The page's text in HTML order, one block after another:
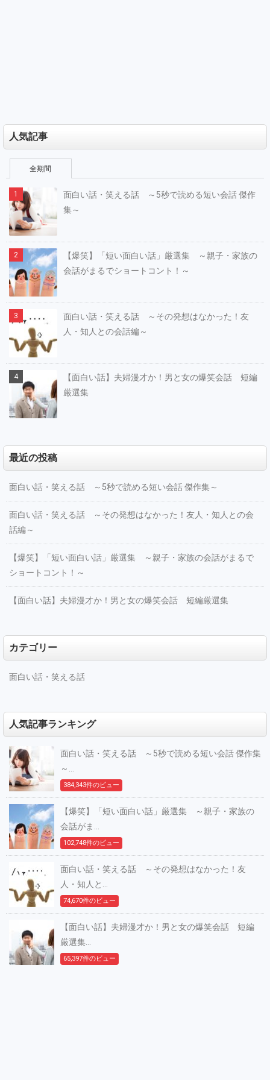
人気記事
全期間
面白い話・笑える話 ～5秒で読める短い会話 傑作
集～
【爆笑】「短い面白い話」厳選集 ～親子・家族の
会話がまるでショートコント！～
面白い話・笑える話 ～その発想はなかった！友
人・知人との会話編～
【面白い話】夫婦漫才か！男と女の爆笑会話 短編
厳選集
最近の投稿
面白い話・笑える話 ～5秒で読める短い会話 傑作集～
面白い話・笑える話 ～その発想はなかった！友人・知人との会
話編～
【爆笑】「短い面白い話」厳選集 ～親子・家族の会話がまるで
ショートコント！～
【面白い話】夫婦漫才か！男と女の爆笑会話 短編厳選集
カテゴリー
面白い話・笑える話
人気記事ランキング
面白い話・笑える話 ～5秒で読める短い会話 傑作集
～...
384,343件のビュー
【爆笑】「短い面白い話」厳選集 ～親子・家族の
会話がま...
102,748件のビュー
面白い話・笑える話 ～その発想はなかった！友
人・知人と...
74,670件のビュー
【面白い話】夫婦漫才か！男と女の爆笑会話 短編
厳選集...
65,397件のビュー